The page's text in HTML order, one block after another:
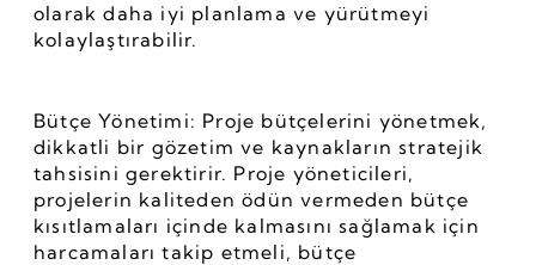
olarak daha iyi planlama ve yürütmeyi
kolaylaştırabilir.
Bütçe Yönetimi: Proje bütçelerini yönetmek,
dikkatli bir gözetim ve kaynakların stratejik
tahsisini gerektirir. Proje yöneticileri,
projelerin kaliteden ödün vermeden bütçe
kısıtlamaları içinde kalmasını sağlamak için
harcamaları takip etmeli, bütçe